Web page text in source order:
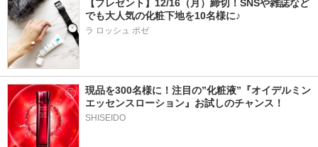
【プレゼント】12/16（月）締切！SNSや雑誌など
でも大人気の化粧下地を10名様に♪
ラ ロッシュ ポゼ
現品を300名様に！注目の”化粧液”『オイデルミン
エッセンスローション』お試しのチャンス！
SHISEIDO